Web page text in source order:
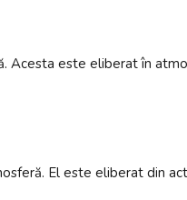
Acesta este eliberat în
El este eliberat din